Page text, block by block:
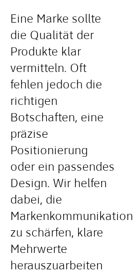
Eine Marke sollte
die Qualität der
Produkte klar
vermitteln. Oft
fehlen jedoch die
richtigen
Botschaften, eine
präzise
Positionierung
oder ein passendes
Design. Wir helfen
dabei, die
Markenkommunikation
zu schärfen, klare
Mehrwerte
herauszuarbeiten